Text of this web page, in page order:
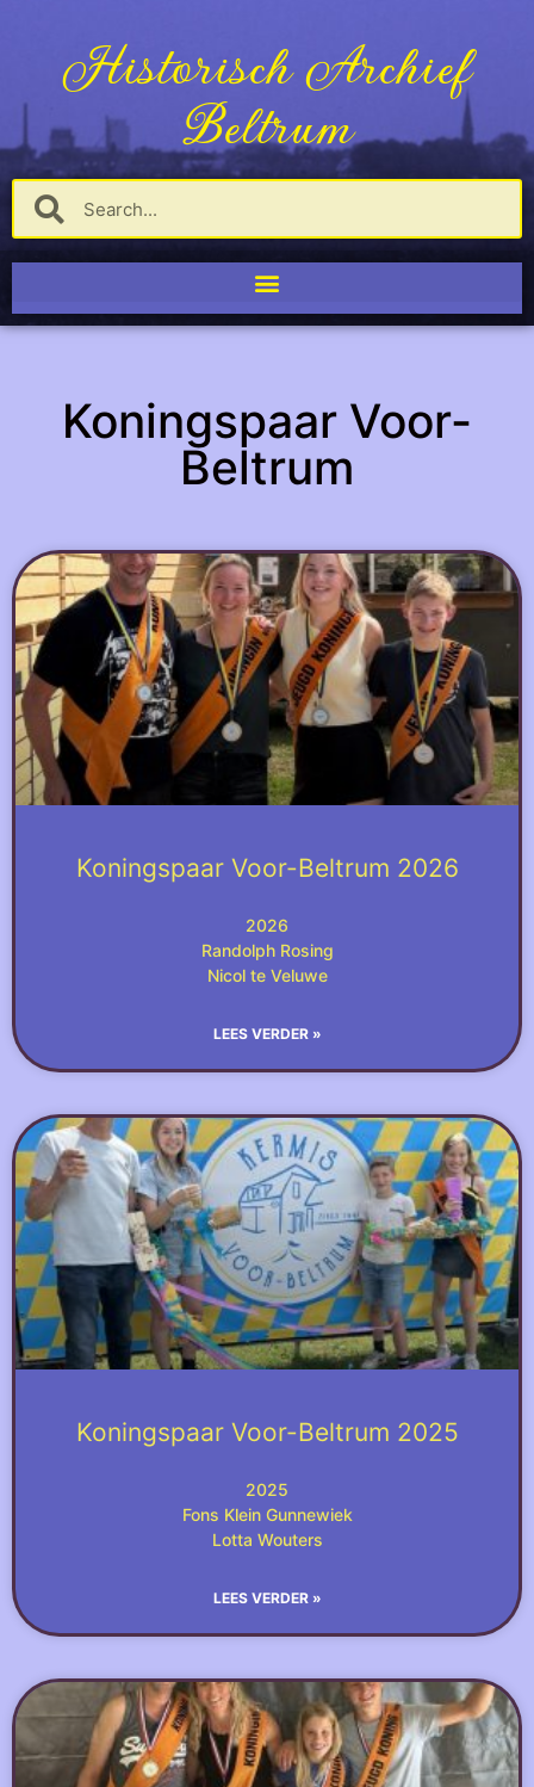
Historisch Archief
Beltrum
Koningspaar Voor-
Beltrum
Koningspaar Voor-Beltrum 2026
2026
Randolph Rosing
Nicol te Veluwe
LEES VERDER »
Koningspaar Voor-Beltrum 2025
2025
Fons Klein Gunnewiek
Lotta Wouters
LEES VERDER »